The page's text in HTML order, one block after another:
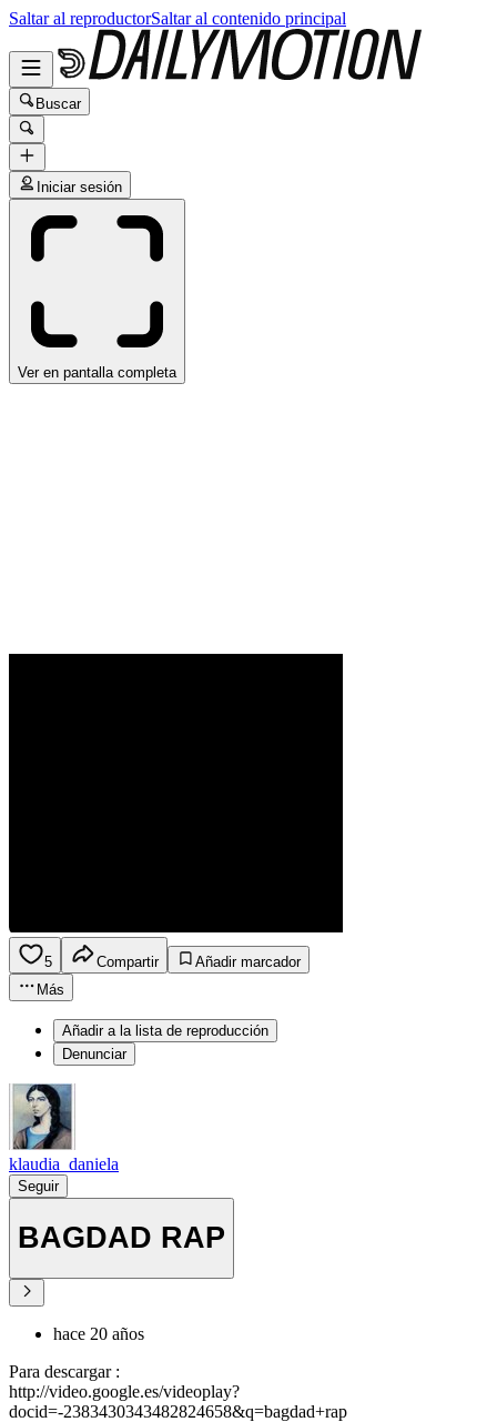
Saltar al reproductorSaltar al contenido principal
Buscar
Iniciar sesión
Ver en pantalla completa
5 Compartir
Añadir marcador
Más
Añadir a la lista de reproducción
Denunciar
klaudia_daniela
Seguir
BAGDAD RAP
hace 20 años
Para descargar :
http://video.google.es/videoplay?
docid=-2383430343482824658&q=bagdad+rap